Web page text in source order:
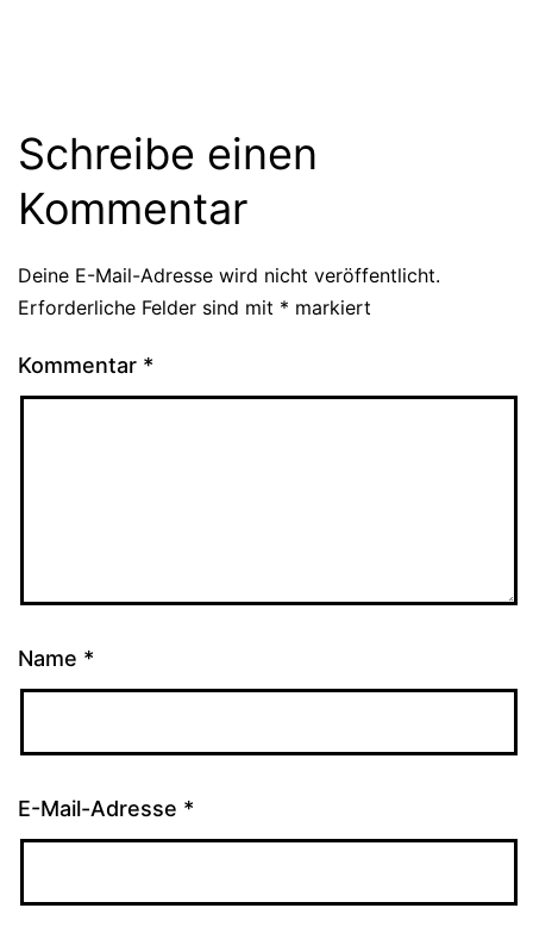
Schreibe einen
Kommentar
Deine E-Mail-Adresse wird nicht veröffentlicht.
Erforderliche Felder sind mit * markiert
Kommentar *
Name *
E-Mail-Adresse *